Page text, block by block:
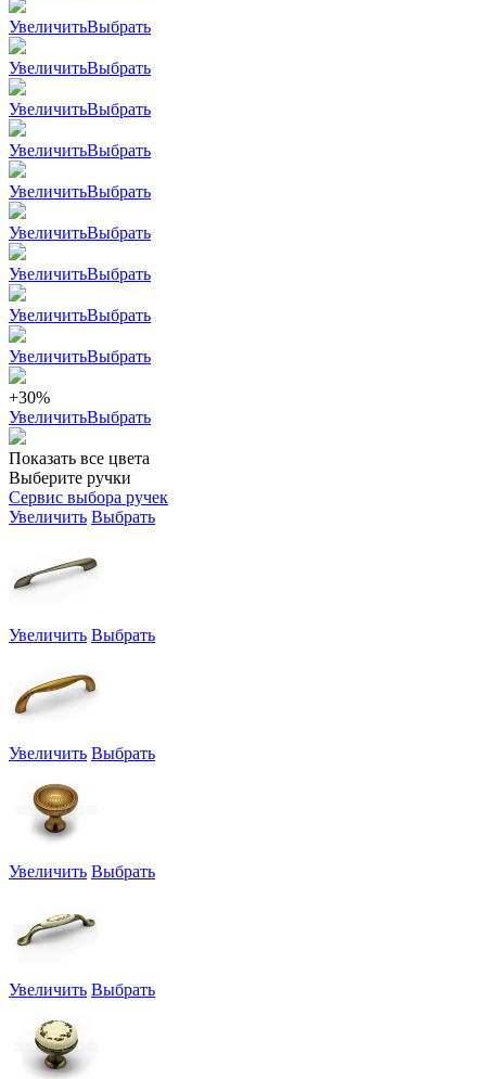
УвеличитьВыбрать
УвеличитьВыбрать
УвеличитьВыбрать
УвеличитьВыбрать
УвеличитьВыбрать
УвеличитьВыбрать
УвеличитьВыбрать
УвеличитьВыбрать
УвеличитьВыбрать
+30%
УвеличитьВыбрать
Показать все цвета
Выберите ручки
Сервис выбора ручек
Увеличить Выбрать
Увеличить Выбрать
Увеличить Выбрать
Увеличить Выбрать
Увеличить Выбрать